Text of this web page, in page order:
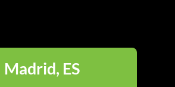
Madrid, ES